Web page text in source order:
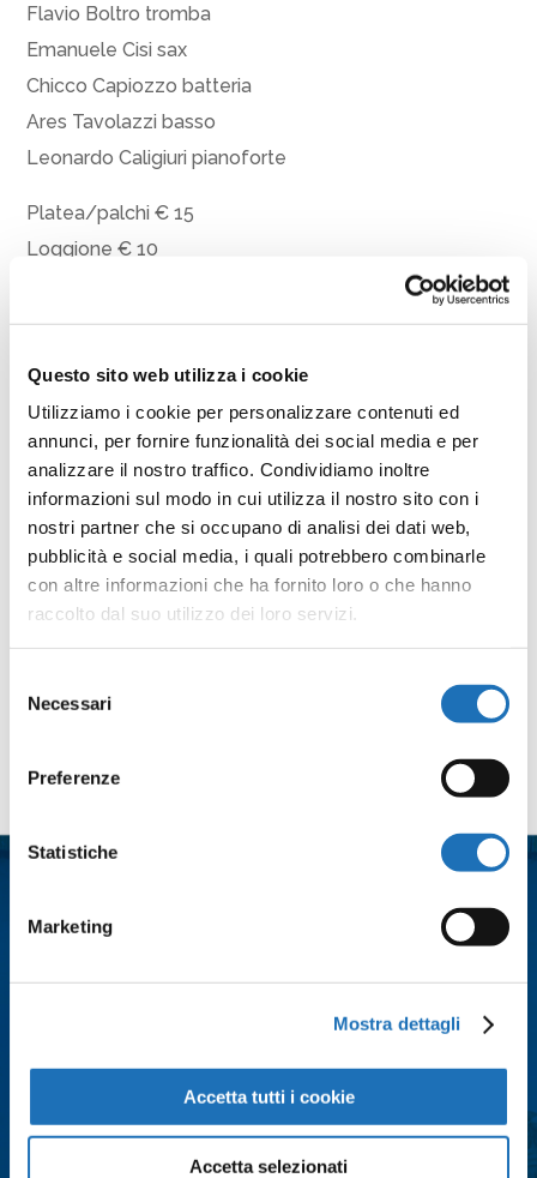
Questo sito web utilizza i cookie
Utilizziamo i cookie per personalizzare contenuti ed
annunci, per fornire funzionalità dei social media e per
analizzare il nostro traffico. Condividiamo inoltre
informazioni sul modo in cui utilizza il nostro sito con i
nostri partner che si occupano di analisi dei dati web,
pubblicità e social media, i quali potrebbero combinarle
con altre informazioni che ha fornito loro o che hanno
raccolto dal suo utilizzo dei loro servizi.
delNecessari
Preferenze
Statistiche
Marketing
Mostra dettagli
Accetta tutti i cookie
Accetta selezionati
Flavio Boltro tromba
Emanuele Cisi sax
Chicco Capiozzo batteria
Ares Tavolazzi basso
Leonardo Caligiuri pianoforte
Platea/palchi € 15
Loggione € 10
“Spettacolo Spettacolare – Musical”
Platea/palchi € 16
Loggione €11
Condividi
Facebook
TwitterEmailWhatsApp
LinkedInCondividi
Contattaci
Cognome